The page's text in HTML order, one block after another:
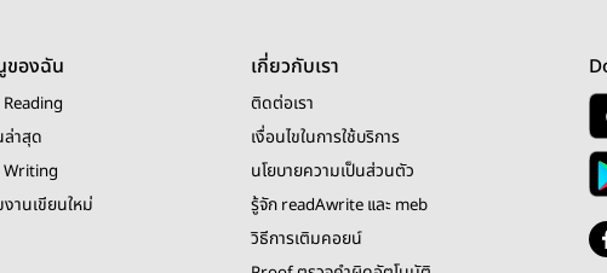
ของฉัน
าสุด
Writing
านเขียนใหม่
เกี่ยวกับเรา
ติดต่อเรา
เงื่อนไขในการใช้บริการ
นโยบายความเป็นส่วนตัว
รู้จัก readAwrite และ meb
วิธีการเติมคอยน์